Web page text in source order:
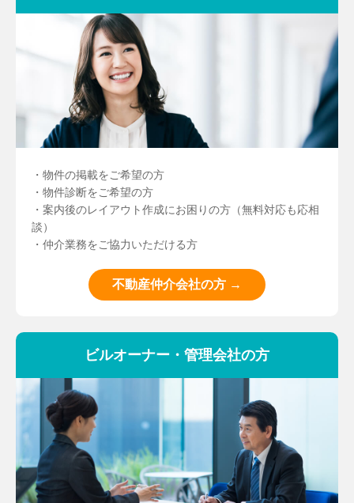
・物件の掲載をご希望の方
・物件診断をご希望の方
・案内後のレイアウト作成にお困りの方（無料対応も応相
談）
・仲介業務をご協力いただける方
不動産仲介会社の方 →
ビルオーナー・管理会社の方